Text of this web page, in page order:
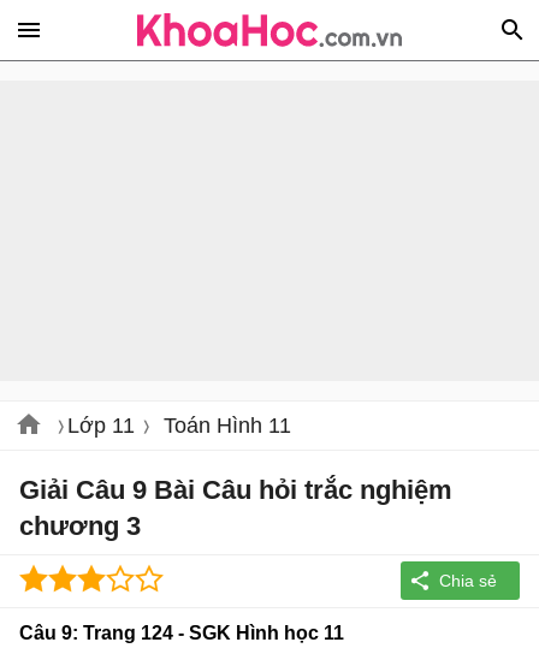
Lớp 11 Toán Hình 11
Giải Câu 9 Bài Câu hỏi trắc nghiệm
chương 3
Câu 9: Trang 124 - SGK Hình học 11